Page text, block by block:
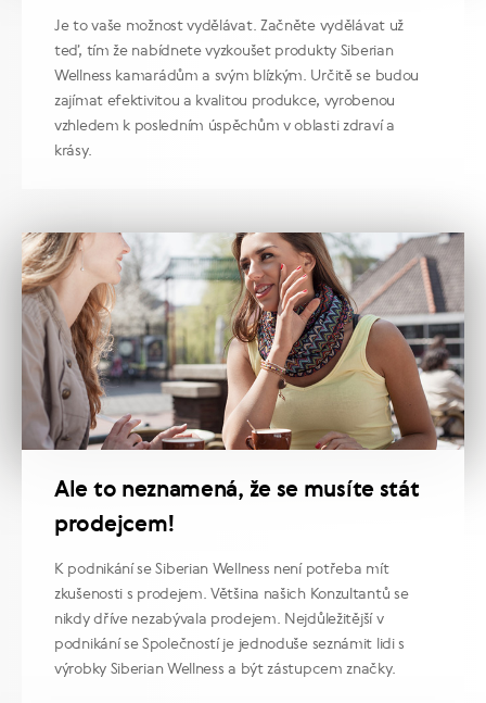
Je to vaše možnost vydělávat. Začněte vydělávat už
teď, tím že nabídnete vyzkoušet produkty Siberian
Wellness kamarádům a svým blízkým. Určitě se budou
zajímat efektivitou a kvalitou produkce, vyrobenou
vzhledem k posledním úspěchům v oblasti zdraví a
krásy.
Ale to neznamená, že se musíte stát
prodejcem!
K podnikání se Siberian Wellness není potřeba mít
zkušenosti s prodejem. Většina našich Konzultantů se
nikdy dříve nezabývala prodejem. Nejdůležitější v
podnikání se Společností je jednoduše seznámit lidi s
výrobky Siberian Wellness a být zástupcem značky.